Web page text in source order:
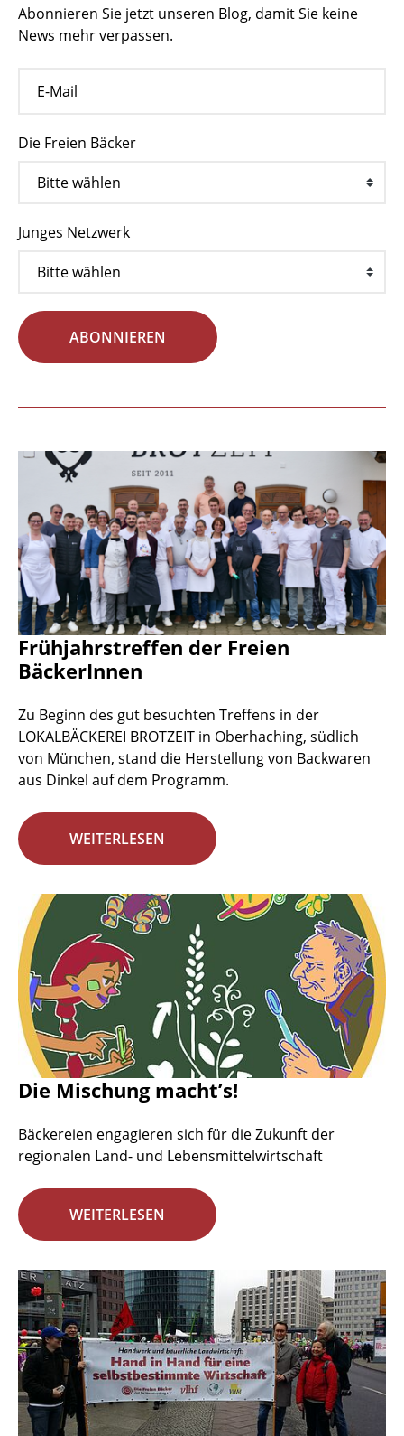
Abonnieren Sie jetzt unseren Blog, damit Sie keine
News mehr verpassen.
Die Freien Bäcker
Junges Netzwerk
ABONNIEREN
Frühjahrstreffen der Freien
BäckerInnen
Zu Beginn des gut besuchten Treffens in der
LOKALBÄCKEREI BROTZEIT in Oberhaching, südlich
von München, stand die Herstellung von Backwaren
aus Dinkel auf dem Programm.
WEITERLESEN
Die Mischung macht’s!
Bäckereien engagieren sich für die Zukunft der
regionalen Land- und Lebensmittelwirtschaft
WEITERLESEN